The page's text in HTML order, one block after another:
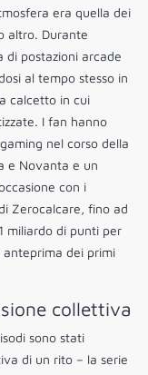
era quella dei
altro. Durante
di postazioni arcade
al tempo stesso in
calcetto in cui
I fan hanno
nel corso della
e Novanta e un
con i
Zerocalcare, fino ad
miliardo di punti per
anteprima dei primi
collettiva
sono stati
di un rito – la serie